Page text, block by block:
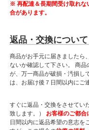
※ 再配達＆長期間受け取れな
合があります。
返品・交換について
商品がお手元に届きましたら
ないか確認して下さい。 商
が、万一商品が破損・汚損し
は、お届け後７日間以内にご
すぐに返品・交換をさせてい
致します。） お客様のご都合
日間以内に返品希望の意志を